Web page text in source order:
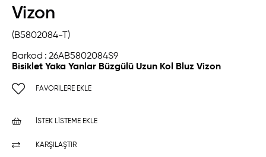
Vizon
(B5802084-T)
Barkod : 26AB5802084S9
Bisiklet Yaka Yanlar Büzgülü Uzun Kol Bluz Vizon
FAVORILERE EKLE
İSTEK LISTEME EKLE
KARŞILAŞTIR